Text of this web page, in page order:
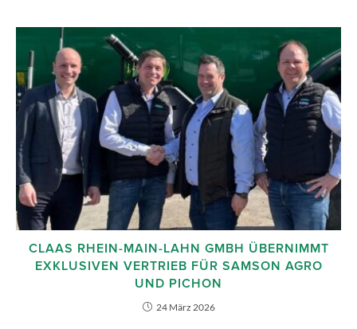
CLAAS RHEIN-MAIN-LAHN GMBH ÜBERNIMMT
EXKLUSIVEN VERTRIEB FÜR SAMSON AGRO
UND PICHON
24 März 2026